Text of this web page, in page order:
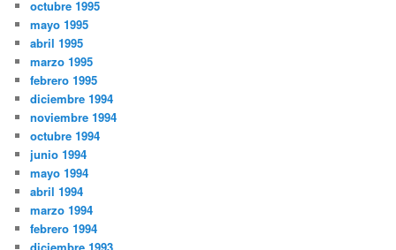
octubre 1995
mayo 1995
abril 1995
marzo 1995
febrero 1995
diciembre 1994
noviembre 1994
octubre 1994
junio 1994
mayo 1994
abril 1994
marzo 1994
febrero 1994
diciembre 1993